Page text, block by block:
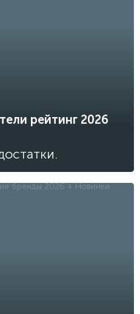
рейтинг 2026